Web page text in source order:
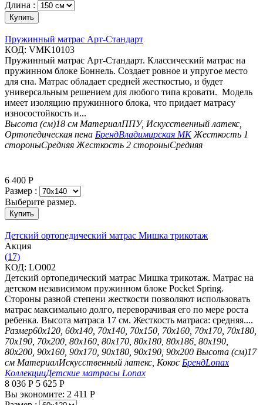
Длина :
Купить
Пружинный матрас Арт-Стандарт
КОД: VMK10103
Пружинный матрас Арт-Стандарт. Классический матрас на
пружинном блоке Боннель. Создает ровное и упругое место
для сна. Матрас обладает средней жесткостью, и будет
универсальным решением для любого типа кровати. Модель
имеет изоляцию пружинного блока, что придает матрасу
износостойкость и...
Высота (см)18 см МатериалППУ, Искусственный латекс,
Ортопедическая пена БрендВладимирская МК Жесткость 1
стороныСредняя Жесткость 2 стороныСредняя
6 400 Р
Размер :
Выберите размер.
Купить
Детский ортопедический матрас Мишка трикотаж
Aкция
(17)
КОД: LO002
Детский ортопедический матрас Мишка трикотаж. Матрас на
детском независимом пружинном блоке Pocket Spring.
Стороны разной степени жесткости позволяют использовать
матрас максимально долго, переворачивая его по мере роста
ребенка. Высота матраса 17 см. Жесткость матраса: средняя....
Размер60х120, 60х140, 70х140, 70х150, 70х160, 70х170, 70х180,
70х190, 70х200, 80х160, 80х170, 80х180, 80х186, 80х190,
80х200, 90х160, 90х170, 90х180, 90х190, 90х200 Высота (см)17
см МатериалИскусственный латекс, Кокос БрендLonax
КоллекцииДетские матрасы Lonax
8 036 Р 5 625 Р
Вы экономите: 2 411 Р